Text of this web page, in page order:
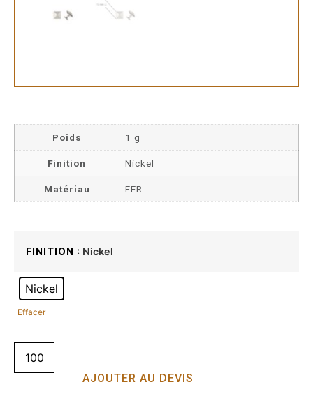
Poids 1 g
Finition Nickel
Matériau FER
FINITION : Nickel
Nickel
Effacer
AJOUTER AU DEVIS